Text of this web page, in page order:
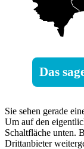
Das
Sie sehen gerade
Um auf den
Schaltfläche unten.
Drittanbieter